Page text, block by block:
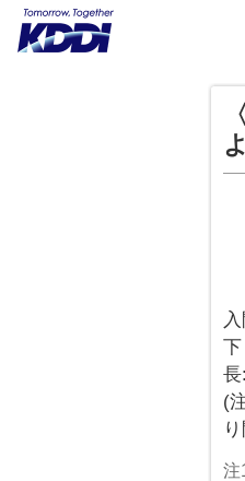
(
注